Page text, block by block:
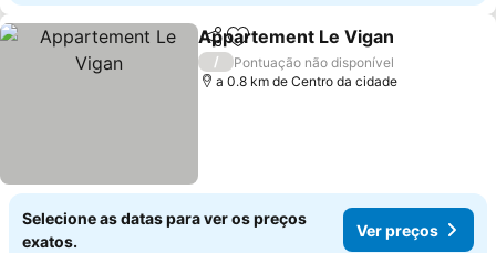
PartilharAdicionar aos favoritos
Appartement Le Vigan
/
Pontuação não disponível
a 0.8 km de Centro da cidade
Selecione as datas para ver os preços
exatos.
Ver preços